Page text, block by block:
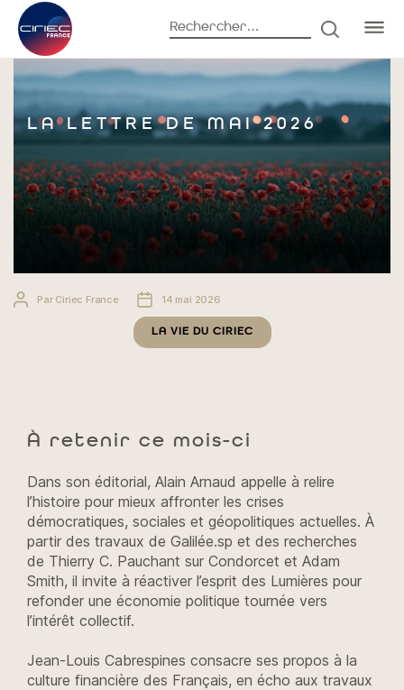
Rechercher :
Accueil La vie du CIRIEC La lettre de mai 2026
LA LETTRE DE MAI 2026
Auteur
Par Ciriec France
Date
l’article
14 mai 2026
Catégories
LA VIE DU CIRIEC
À retenir ce mois-ci
Dans son éditorial, Alain Arnaud appelle à relire
l’histoire pour mieux affronter les crises
démocratiques, sociales et géopolitiques actuelles. À
partir des travaux de Galilée.sp et des recherches
de Thierry C. Pauchant sur Condorcet et Adam
Smith, il invite à réactiver l’esprit des Lumières pour
refonder une économie politique tournée vers
l’intérêt collectif.
Jean-Louis Cabrespines consacre ses propos à la
culture financière des Français, en écho aux travaux